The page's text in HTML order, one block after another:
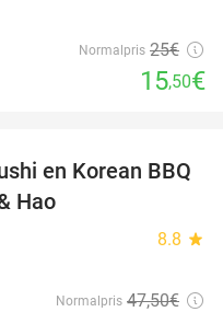
Normalpris 25€
15,50€
26%
en Korean BBQ
Hao
8.8 star
Normalpris 47,50€